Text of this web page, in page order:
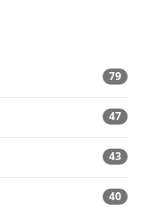
79
47
43
40